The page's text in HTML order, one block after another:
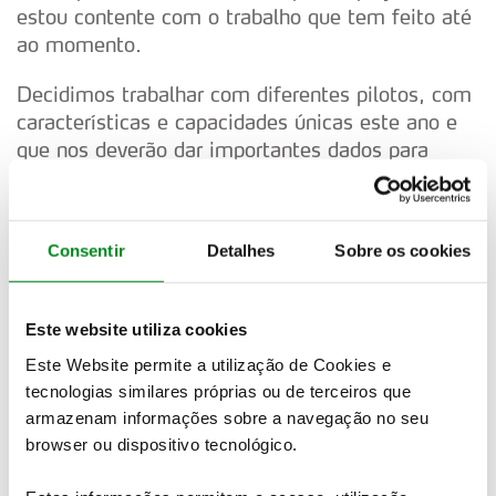
Consentir Detalhes Sobre os cookies
Este website utiliza cookies
Este Website permite a utilização de Cookies e
tecnologias similares próprias ou de terceiros que
armazenam informações sobre a navegação no seu
browser ou dispositivo tecnológico.
estou contente com o trabalho que tem feito até
ao momento.
Decidimos trabalhar com diferentes pilotos, com
características e capacidades únicas este ano e
que nos deverão dar importantes dados para
2014.” Hänninen disse: “Estou muito contente
por fazer parte do programa de testes da Hyundai
fantástica para trabalhar de perto com um
construtor e dar a minha contribuição para este
O primeiro contacto com o i20 WRC foi muito
positivo para mim; estou muito impressionado
com o trabalho que a equipa fez até ao momento
e em tão curto espaço de tempo. Sinto-me